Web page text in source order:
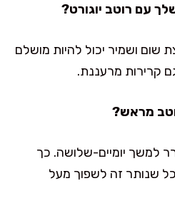
עם רוטב יוגורט?
שום ושמיר יכול להיות מושלם
קרירות מרעננת.
מראש?
למשך יומיים-שלושה. כך
שנותר זה לשפוך מעל